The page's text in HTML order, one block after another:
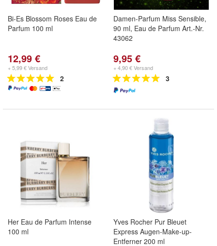
Bi-Es Blossom Roses Eau de
Parfum 100 ml
12,99 €
+ 5,99 € Versand
2
Damen-Parfum Miss Sensible,
90 ml, Eau de Parfum Art.-Nr.
43062
9,95 €
+ 4,90 € Versand
3
Her Eau de Parfum Intense
100 ml
Yves Rocher Pur Bleuet
Express Augen-Make-up-
Entferner 200 ml